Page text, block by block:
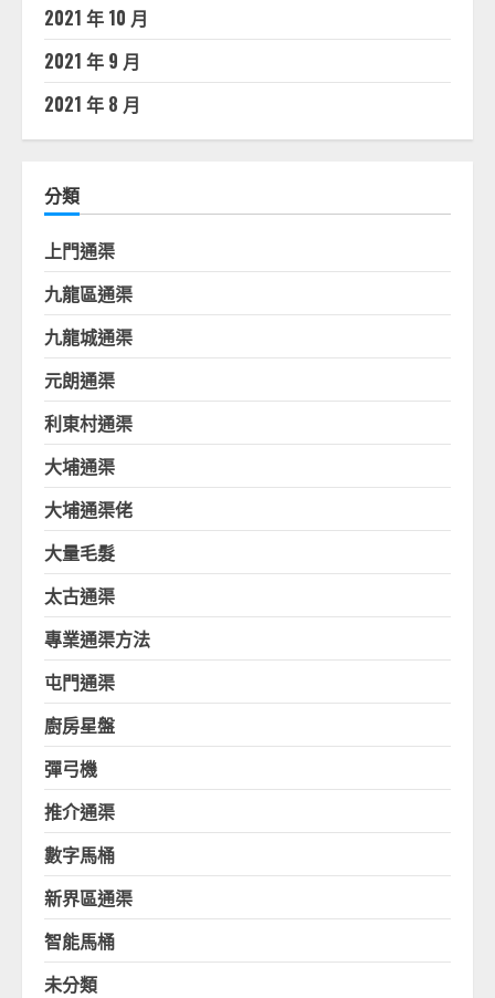
2021 年 10 月
2021 年 9 月
2021 年 8 月
分類
上門通渠
九龍區通渠
九龍城通渠
元朗通渠
利東村通渠
大埔通渠
大埔通渠佬
大量毛髮
太古通渠
專業通渠方法
屯門通渠
廚房星盤
彈弓機
推介通渠
數字馬桶
新界區通渠
智能馬桶
未分類